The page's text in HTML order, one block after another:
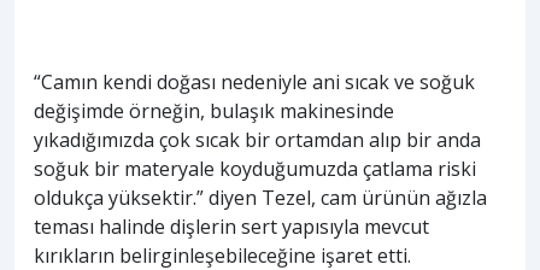
“Camın kendi doğası nedeniyle ani sıcak ve soğuk
değişimde örneğin, bulaşık makinesinde
yıkadığımızda çok sıcak bir ortamdan alıp bir anda
soğuk bir materyale koyduğumuzda çatlama riski
oldukça yüksektir.” diyen Tezel, cam ürünün ağızla
teması halinde dişlerin sert yapısıyla mevcut
kırıkların belirginleşebileceğine işaret etti.